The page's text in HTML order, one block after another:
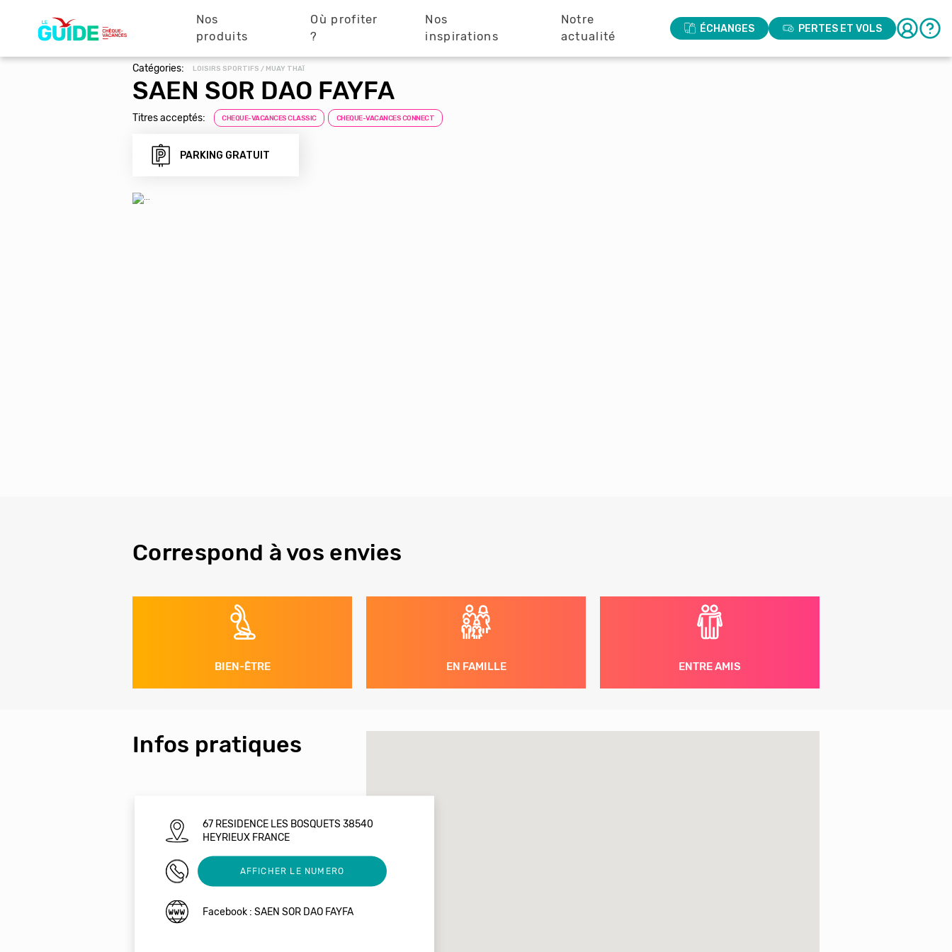
principale
Nos
produits
Où profiter
?
Nos
inspirations
Notre
actualité
ÉCHANGES PERTES ET VOLS
Catégories: LOISIRS SPORTIFS / MUAY THAÏ
SAEN SOR DAO FAYFA
Titres acceptés: CHEQUE-VACANCES CLASSIC CHEQUE-VACANCES CONNECT
PARKING GRATUIT
Correspond à vos envies
BIEN-ÊTRE EN FAMILLE ENTRE AMIS
Infos pratiques
67 RESIDENCE LES BOSQUETS 38540
HEYRIEUX FRANCE
0472485975AFFICHER LE NUMERO
Facebook : SAEN SOR DAO FAYFA